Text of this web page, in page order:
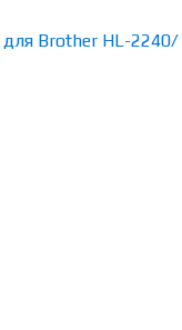
Brother HL-2240/